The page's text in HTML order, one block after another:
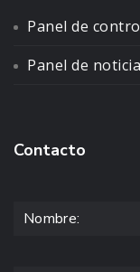
Panel de
Panel de
Contacto